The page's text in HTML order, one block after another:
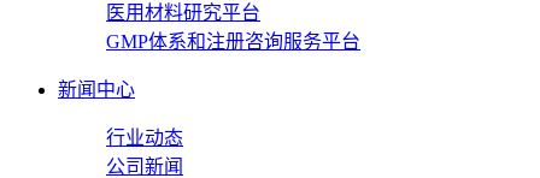
医用材料研究平台
GMP体系和注册咨询服务平台
新闻中心
行业动态
公司新闻